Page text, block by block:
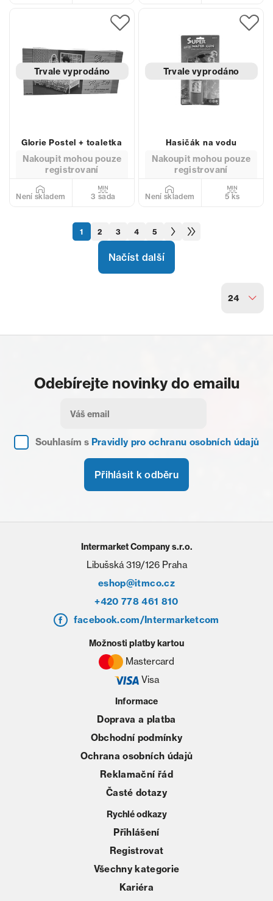
Trvale vyprodáno
Glorie Postel + toaletka
Nakoupit mohou pouze
registrovaní
Není skladem 3 sada
Trvale vyprodáno
Hasičák na vodu
Nakoupit mohou pouze
registrovaní
Není skladem 5 ks
Načíst další
1 2 3 4 5
24
Odebírejte novinky do emailu
Souhlasím s Pravidly pro ochranu osobních údajů
Přihlásit k odběru
Intermarket Company s.r.o.
Libušská 319/126 Praha
eshop@itmco.cz
+420 778 461 810
facebook.com/Intermarketcom
Informace
Doprava a platba
Obchodní podmínky
Ochrana osobních údajů
Reklamační řád
Časté dotazy
Rychlé odkazy
Přihlášení
Registrovat
Všechny kategorie
Kariéra
Možnosti platby kartou
Mastercard
Visa